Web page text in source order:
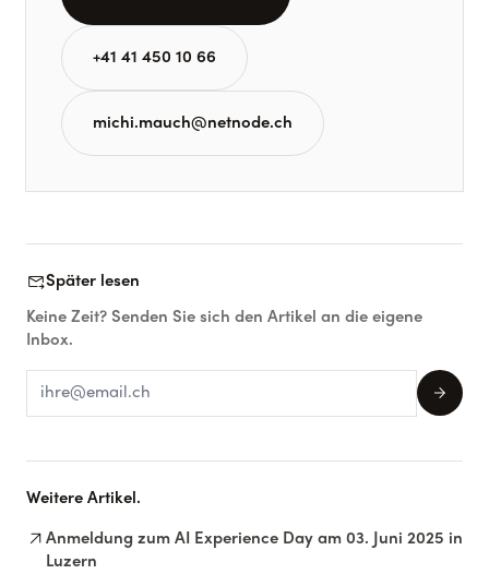
+41 41 450 10 66
michi.mauch@netnode.ch
forward_to_inboxSpäter lesen
Keine Zeit? Senden Sie sich den Artikel an die eigene
Inbox.
arrow_forward
Weitere Artikel.
arrow_outward Anmeldung zum AI Experience Day am 03. Juni 2025 in
Luzern